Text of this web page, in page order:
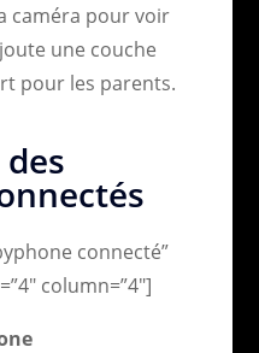
caméra pour voir
une couche
pour les parents.
connecté”
column=”4″]